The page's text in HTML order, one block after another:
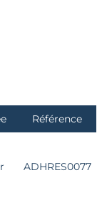
Référence
ADHRES0077